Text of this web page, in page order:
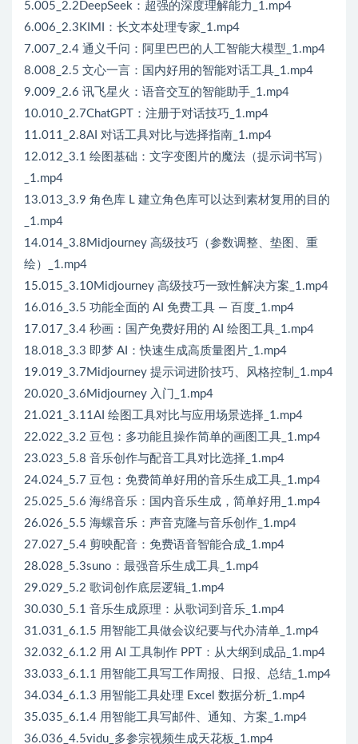
5.005_2.2DeepSeek：超强的深度理解能力_1.mp4
6.006_2.3KIMI：长文本处理专家_1.mp4
7.007_2.4 通义千问：阿里巴巴的人工智能大模型_1.mp4
8.008_2.5 文心一言：国内好用的智能对话工具_1.mp4
9.009_2.6 讯飞星火：语音交互的智能助手_1.mp4
10.010_2.7ChatGPT：注册于对话技巧_1.mp4
11.011_2.8AI 对话工具对比与选择指南_1.mp4
12.012_3.1 绘图基础：文字变图片的魔法（提示词书写）
_1.mp4
13.013_3.9 角色库 L 建立角色库可以达到素材复用的目的
_1.mp4
14.014_3.8Midjourney 高级技巧（参数调整、垫图、重
绘）_1.mp4
15.015_3.10Midjourney 高级技巧一致性解决方案_1.mp4
16.016_3.5 功能全面的 AI 免费工具 — 百度_1.mp4
17.017_3.4 秒画：国产免费好用的 AI 绘图工具_1.mp4
18.018_3.3 即梦 AI：快速生成高质量图片_1.mp4
19.019_3.7Midjourney 提示词进阶技巧、风格控制_1.mp4
20.020_3.6Midjourney 入门_1.mp4
21.021_3.11AI 绘图工具对比与应用场景选择_1.mp4
22.022_3.2 豆包：多功能且操作简单的画图工具_1.mp4
23.023_5.8 音乐创作与配音工具对比选择_1.mp4
24.024_5.7 豆包：免费简单好用的音乐生成工具_1.mp4
25.025_5.6 海绵音乐：国内音乐生成，简单好用_1.mp4
26.026_5.5 海螺音乐：声音克隆与音乐创作_1.mp4
27.027_5.4 剪映配音：免费语音智能合成_1.mp4
28.028_5.3suno：最强音乐生成工具_1.mp4
29.029_5.2 歌词创作底层逻辑_1.mp4
30.030_5.1 音乐生成原理：从歌词到音乐_1.mp4
31.031_6.1.5 用智能工具做会议纪要与代办清单_1.mp4
32.032_6.1.2 用 AI 工具制作 PPT：从大纲到成品_1.mp4
33.033_6.1.1 用智能工具写工作周报、日报、总结_1.mp4
34.034_6.1.3 用智能工具处理 Excel 数据分析_1.mp4
35.035_6.1.4 用智能工具写邮件、通知、方案_1.mp4
36.036_4.5vidu_多参宗视频生成天花板_1.mp4